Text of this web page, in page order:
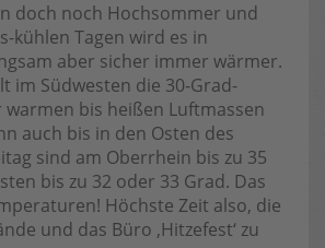
doch noch Hochsommer und
kühlen Tagen wird es in
aber sicher immer wärmer.
im Südwesten die 30-Grad-
warmen bis heißen Luftmassen
auch bis in den Osten des
sind am Oberrhein bis zu 35
bis zu 32 oder 33 Grad. Das
Höchste Zeit also, die
und das Büro ‚Hitzefest‘ zu